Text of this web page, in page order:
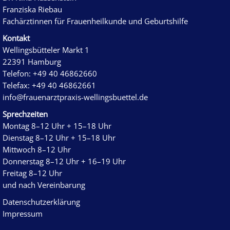
Franziska Riebau
Fachärztinnen für Frauenheilkunde und Geburtshilfe
Kontakt
Wellingsbütteler Markt 1
22391 Hamburg
Telefon: +49 40 46862660
Telefax: +49 40 46862661
info@frauenarztpraxis-wellingsbuettel.de
Sprechzeiten
Montag 8–12 Uhr + 15–18 Uhr
Dienstag 8–12 Uhr + 15–18 Uhr
Mittwoch 8–12 Uhr
Donnerstag 8–12 Uhr + 16–19 Uhr
Freitag 8–12 Uhr
und nach Vereinbarung
Datenschutz­erklärung
Impressum